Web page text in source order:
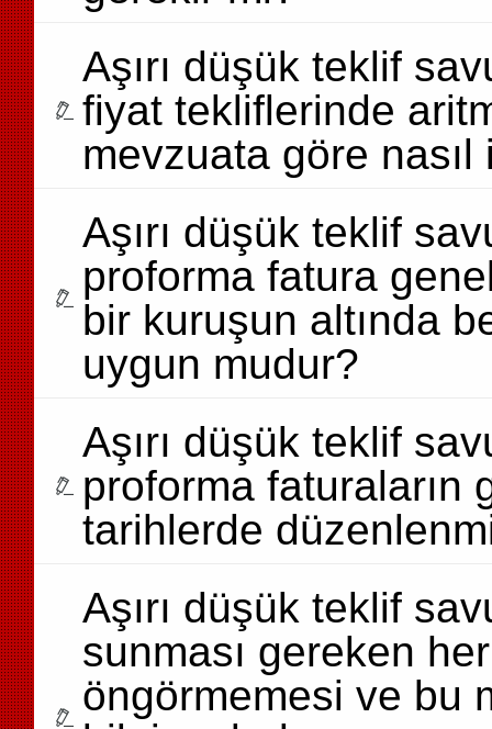
Aşırı düşük teklif
fiyat tekliflerinde
mevzuata göre nasıl
Aşırı düşük teklif
proforma fatura genel
bir kuruşun altında
uygun mudur?
Aşırı düşük teklif
proforma faturaların
tarihlerde
Aşırı düşük teklif
sunması gereken
öngörmemesi ve bu